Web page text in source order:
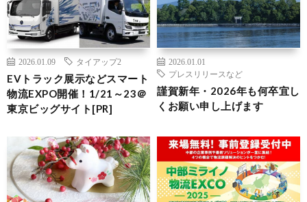
2026.01.09 タイアップ2
EVトラック展示などスマート
物流EXPO開催！1/21～23＠
東京ビッグサイト[PR]
2026.01.01
プレスリリースなど
謹賀新年・2026年も何卒宜し
くお願い申し上げます